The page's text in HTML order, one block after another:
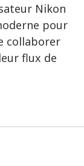
Nikon
pour
collaborer
flux de